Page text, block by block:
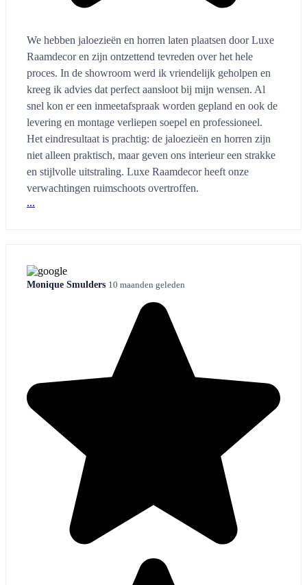
We hebben jaloezieën en horren laten plaatsen door Luxe
Raamdecor en zijn ontzettend tevreden over het hele
proces. In de showroom werd ik vriendelijk geholpen en
kreeg ik advies dat perfect aansloot bij mijn wensen. Al
snel kon er een inmeetafspraak worden gepland en ook de
levering en montage verliepen soepel en professioneel.
Het eindresultaat is prachtig: de jaloezieën en horren zijn
niet alleen praktisch, maar geven ons interieur een strakke
en stijlvolle uitstraling. Luxe Raamdecor heeft onze
verwachtingen ruimschoots overtroffen.
...
Monique Smulders 10 maanden geleden